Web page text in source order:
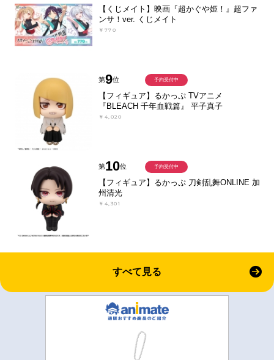
【くじメイト】映画『超かぐや姫！』超ファ
ンサ！ver. くじメイト
￥770
第9位
【フィギュア】るかっぷ TVアニメ
『BLEACH 千年血戦篇』 平子真子
￥4,020
予約受付中
第10位
【フィギュア】るかっぷ 刀剣乱舞ONLINE 加
州清光
￥4,301
予約受付中
すべて見る